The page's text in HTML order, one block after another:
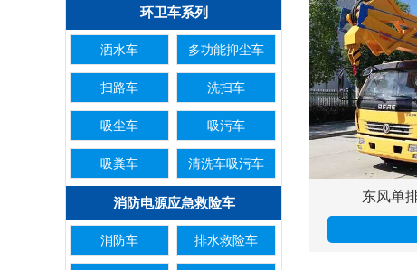
环卫车系列
洒水车 多功能抑尘车
扫路车 洗扫车
吸尘车 吸污车
吸粪车 清洗车吸污车
消防电源应急救险车
消防车 排水救险车
东风单